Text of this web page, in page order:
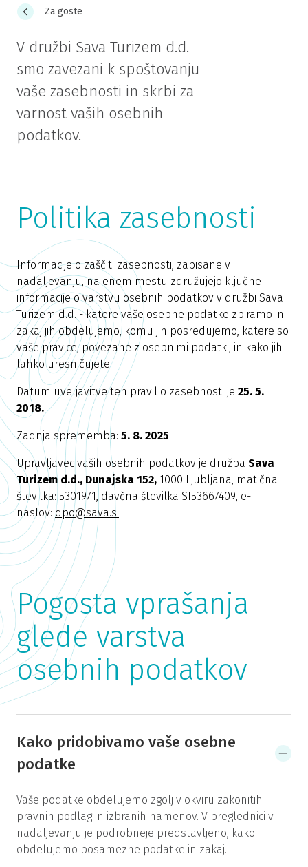
Za goste
V družbi Sava Turizem d.d.
smo zavezani k spoštovanju
vaše zasebnosti in skrbi za
varnost vaših osebnih
podatkov.
Politika zasebnosti
Informacije o zaščiti zasebnosti, zapisane v
nadaljevanju, na enem mestu združujejo ključne
informacije o varstvu osebnih podatkov v družbi Sava
Turizem d.d. - katere vaše osebne podatke zbiramo in
zakaj jih obdelujemo, komu jih posredujemo, katere so
vaše pravice, povezane z osebnimi podatki, in kako jih
lahko uresničujete.
Datum uveljavitve teh pravil o zasebnosti je 25. 5.
2018.
​Zadnja sprememba: 5. 8. 2025
Upravljavec vaših osebnih podatkov je družba Sava
Turizem d.d., Dunajska 152, 1000 Ljubljana, matična
številka: 5301971, davčna številka SI53667409, e-
naslov: dpo@sava.si.
Pogosta vprašanja
glede varstva
osebnih podatkov
Kako pridobivamo vaše osebne
podatke
Vaše podatke obdelujemo zgolj v okviru zakonitih
pravnih podlag in izbranih namenov. V preglednici v
nadaljevanju je podrobneje predstavljeno, kako
obdelujemo posamezne podatke in zakaj.